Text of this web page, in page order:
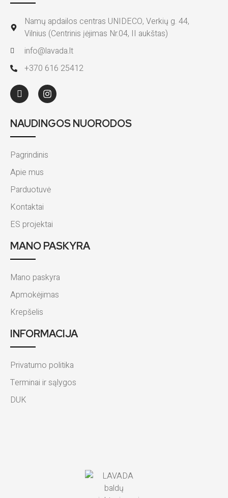
Namų apdailos centras UNIDECO, Verkių g. 44,
Vilnius (Centrinis įėjimas Nr.04, II aukštas)
info@lavada.lt
+370 616 25412
NAUDINGOS NUORODOS
Pagrindinis
Apie mus
Parduotuvė
Kontaktai
ES projektai
MANO PASKYRA
Mano paskyra
Apmokėjimas
Krepšelis
INFORMACIJA
Privatumo politika
Terminai ir sąlygos
DUK